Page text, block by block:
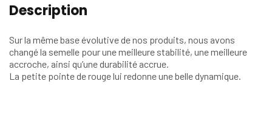
Description
Sur la même base évolutive de nos produits, nous avons
changé la semelle pour une meilleure stabilité, une meilleure
accroche, ainsi qu’une durabilité accrue.
La petite pointe de rouge lui redonne une belle dynamique.